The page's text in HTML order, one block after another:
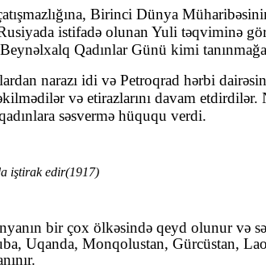
Birinci Dünya
istifadə olunan Yuli təqviminə
Qadınlar Günü kimi tanınmağa
narazı idi və Petroqrad hərbi
və etirazlarını davam
səsvermə hüququ verdi.
iştirak edir(1917)
bir çox ölkəsində qeyd olunur və
Uqanda, Monqolustan, Gürcüstan,